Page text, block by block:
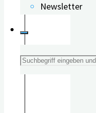
Newsletter
Suche